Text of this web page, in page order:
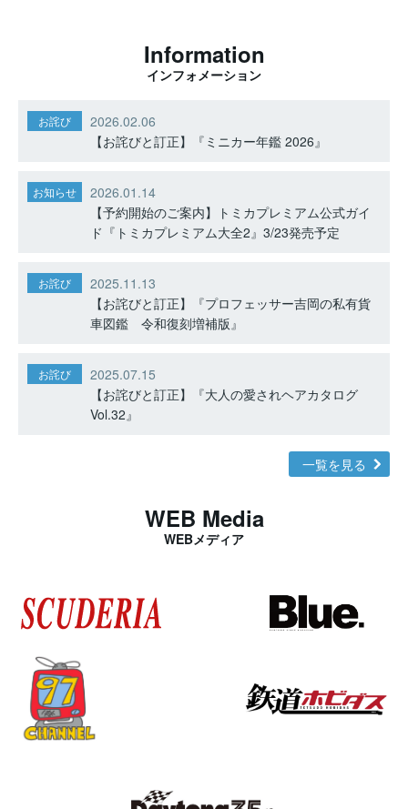
Information
インフォメーション
お詫び
2026.02.06
【お詫びと訂正】『ミニカー年鑑 2026』
お知らせ
2026.01.14
【予約開始のご案内】トミカプレミアム公式ガイ
ド『トミカプレミアム大全2』3/23発売予定
お詫び
2025.11.13
【お詫びと訂正】『プロフェッサー吉岡の私有貨
車図鑑 令和復刻増補版』
お詫び
2025.07.15
【お詫びと訂正】『大人の愛されヘアカタログ
Vol.32』
一覧を見る
WEB Media
WEBメディア